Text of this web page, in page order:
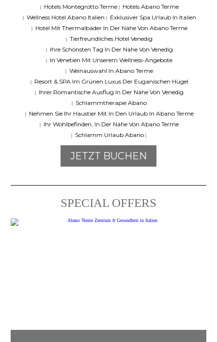
| Hotels Montegrotto Terme| Hotels Abano Terme
| Wellness Hotel Abano Italien | Exklusiver Spa Urlaub In Italien
| Hotel Mit Thermalbäder In Der Nähe Von Abano Terme
| Tierfreundliches Hotel Venedig
| Ihre Schönsten Tag In Der Nähe Von Venedig
| In Venetien Mit Unserem Wellness-Angebote
| Weinauswahl In Abano Terme
| Resort & SPA Im Grünen Luxus Der Euganischen Hügel
| Ihrer Romantische Ausflug In Der Nähe Von Venedig
| Schlammtherapie Abano
| Nehmen Sie Ihr Haustier Mit In Den Urlaub In Abano Terme
| Ihr Wohlbefinden, In Der Nähe Von Abano Terme
| Schlamm Urlaub Abano|
JETZT BUCHEN
SPECIAL OFFERS